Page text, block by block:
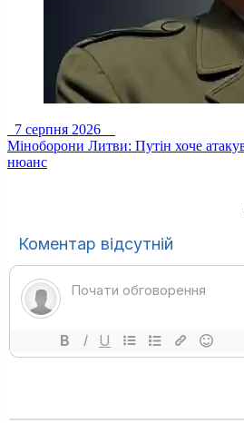
7 серпня 2026
Міноборони Литви: Путін хоче
нюанс